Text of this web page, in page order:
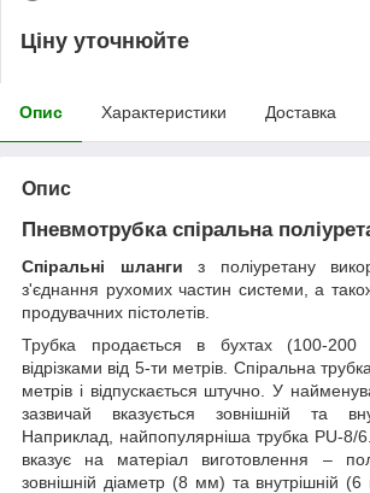
Ціну уточнюйте
Опис Характеристики Доставка
Опис
Пневмотрубка спіральна
Спіральні шланги з поліуретану
з'єднання рухомих частин системи, а
продувачних пістолетів.
Трубка продається в бухтах (100-200
відрізками від 5-ти метрів. Спіральна
метрів і відпускається штучно. У
зазвичай вказується зовнішній та
Наприклад, найпопулярніша трубка PU-8/
вказує на матеріал виготовлення –
зовнішній діаметр (8 мм) та внутрішній